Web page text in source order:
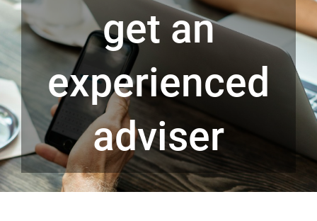
get an
experienced
adviser